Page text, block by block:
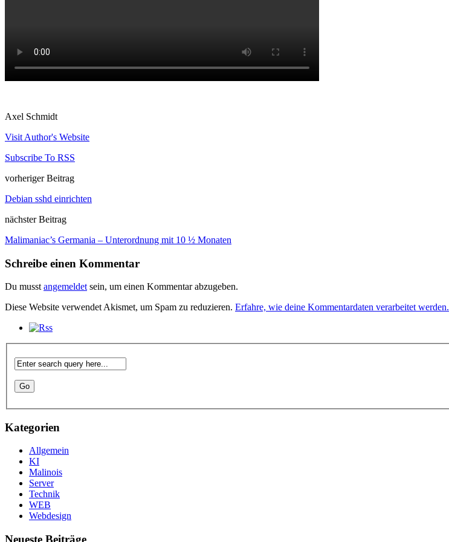
Axel Schmidt
Visit Author's Website
Subscribe To RSS
vorheriger Beitrag
Debian sshd einrichten
nächster Beitrag
Malimaniac’s Germania – Unterordnung mit 10 ½ Monaten
Schreibe einen Kommentar
Du musst angemeldet sein, um einen Kommentar abzugeben.
Diese Website verwendet Akismet, um Spam zu reduzieren. Erfahre, wie deine Kommentardaten verarbeitet werden.
Kategorien
Allgemein
KI
Malinois
Server
Technik
WEB
Webdesign
Neueste Beiträge